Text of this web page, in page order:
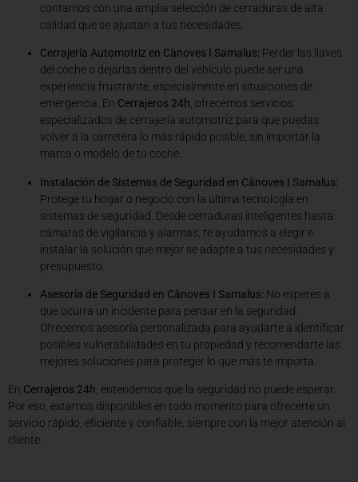
contamos con una amplia selección de cerraduras de alta
calidad que se ajustan a tus necesidades.
Cerrajería Automotriz en Cànoves I Samalus: Perder las llaves
del coche o dejarlas dentro del vehículo puede ser una
experiencia frustrante, especialmente en situaciones de
emergencia. En Cerrajeros 24h , ofrecemos servicios
especializados de cerrajería automotriz para que puedas
volver a la carretera lo más rápido posible, sin importar la
marca o modelo de tu coche.
Instalación de Sistemas de Seguridad en Cànoves I Samalus:
Protege tu hogar o negocio con la última tecnología en
sistemas de seguridad. Desde cerraduras inteligentes hasta
cámaras de vigilancia y alarmas, te ayudamos a elegir e
instalar la solución que mejor se adapte a tus necesidades y
presupuesto.
Asesoría de Seguridad en Cànoves I Samalus: No esperes a
que ocurra un incidente para pensar en la seguridad.
Ofrecemos asesoría personalizada para ayudarte a identificar
posibles vulnerabilidades en tu propiedad y recomendarte las
mejores soluciones para proteger lo que más te importa.
En Cerrajeros 24h, entendemos que la seguridad no puede esperar.
Por eso, estamos disponibles en todo momento para ofrecerte un
servicio rápido, eficiente y confiable, siempre con la mejor atención al
cliente.